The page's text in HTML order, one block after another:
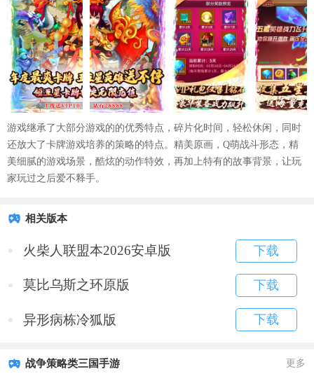
游戏继承了大部分游戏的的优秀特点，碎片化时间，轻松休闲，同时
还放大了卡牌游戏培养的策略的特点。精美原画，Q萌战斗形态，精
美细腻的游戏场景，酷炫的动作特效，再加上特有的故事背景，让玩
家玩过之后爱不释手。
相关版本
火柴人联盟本2026安卓版 下载
莫比乌斯之环原版 下载
异形病栋冷狐版 下载
战争策略类三国手游 更多